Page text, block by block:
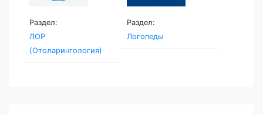
Раздел:
ЛОР
(Отоларингология)
Раздел:
Логопеды